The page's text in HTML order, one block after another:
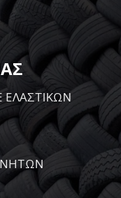
ΕΛΑΣΤΙΚΩΝ